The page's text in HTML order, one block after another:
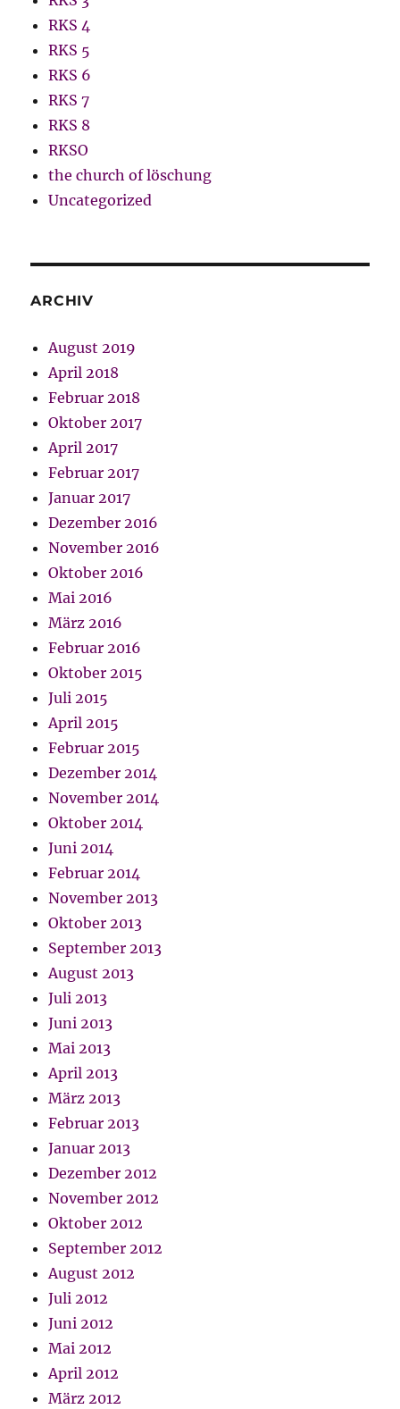
RKS 4
RKS 5
RKS 6
RKS 7
RKS 8
RKSO
the church of löschung
Uncategorized
ARCHIV
August 2019
April 2018
Februar 2018
Oktober 2017
April 2017
Februar 2017
Januar 2017
Dezember 2016
November 2016
Oktober 2016
Mai 2016
März 2016
Februar 2016
Oktober 2015
Juli 2015
April 2015
Februar 2015
Dezember 2014
November 2014
Oktober 2014
Juni 2014
Februar 2014
November 2013
Oktober 2013
September 2013
August 2013
Juli 2013
Juni 2013
Mai 2013
April 2013
März 2013
Februar 2013
Januar 2013
Dezember 2012
November 2012
Oktober 2012
September 2012
August 2012
Juli 2012
Juni 2012
Mai 2012
April 2012
März 2012